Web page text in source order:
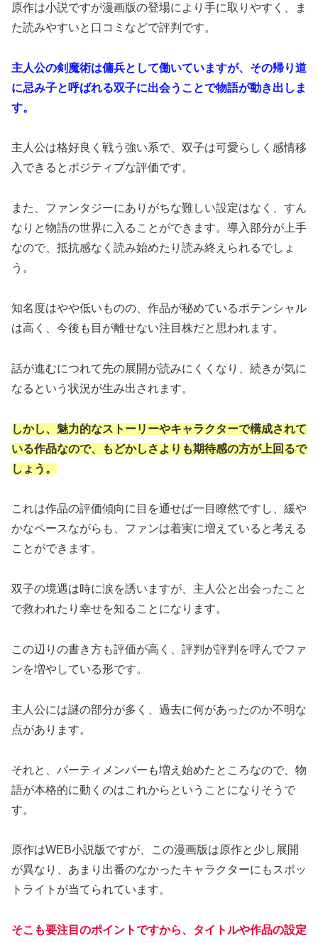
原作は小説ですが漫画版の登場により手に取りやすく、ま
た読みやすいと口コミなどで評判です。
主人公の剣魔術は傭兵として働いていますが、その帰り道
に忌み子と呼ばれる双子に出会うことで物語が動き出しま
す。
主人公は格好良く戦う強い系で、双子は可愛らしく感情移
入できるとポジティブな評価です。
また、ファンタジーにありがちな難しい設定はなく、すん
なりと物語の世界に入ることができます。導入部分が上手
なので、抵抗感なく読み始めたり読み終えられるでしょ
う。
知名度はやや低いものの、作品が秘めているポテンシャル
は高く、今後も目が離せない注目株だと思われます。
話が進むにつれて先の展開が読みにくくなり、続きが気に
なるという状況が生み出されます。
しかし、魅力的なストーリーやキャラクターで構成されて
いる作品なので、もどかしさよりも期待感の方が上回るで
しょう。
これは作品の評価傾向に目を通せば一目瞭然ですし、緩や
かなペースながらも、ファンは着実に増えていると考える
ことができます。
双子の境遇は時に涙を誘いますが、主人公と出会ったこと
で救われたり幸せを知ることになります。
この辺りの書き方も評価が高く、評判が評判を呼んでファ
ンを増やしている形です。
主人公には謎の部分が多く、過去に何があったのか不明な
点があります。
それと、パーティメンバーも増え始めたところなので、物
語が本格的に動くのはこれからということになりそうで
す。
原作はWEB小説版ですが、この漫画版は原作と少し展開
が異なり、あまり出番のなかったキャラクターにもスポッ
トライトが当てられています。
そこも要注目のポイントですから、タイトルや作品の設定